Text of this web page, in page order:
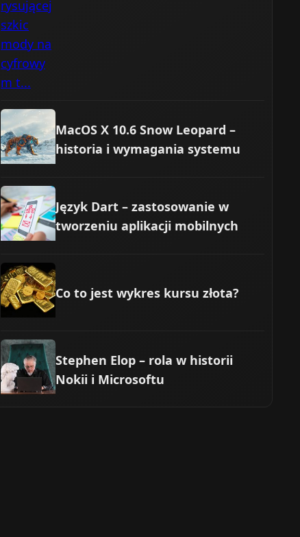
MacOS X 10.6 Snow Leopard –
historia i wymagania systemu
Język Dart – zastosowanie w
tworzeniu aplikacji mobilnych
Co to jest wykres kursu złota?
Stephen Elop – rola w historii
Nokii i Microsoftu